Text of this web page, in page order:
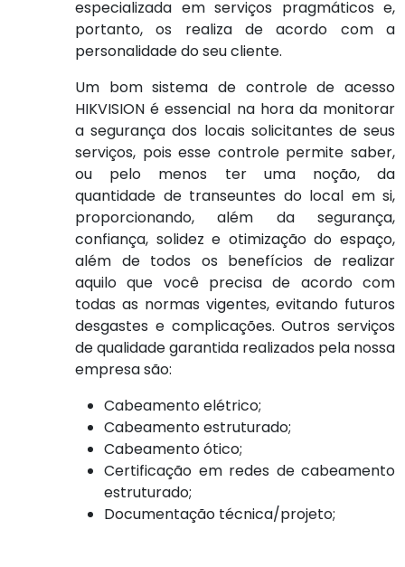
especializada em serviços pragmáticos e,
portanto, os realiza de acordo com a
personalidade do seu cliente.
Um bom sistema de controle de acesso
HIKVISION é essencial na hora da monitorar
a segurança dos locais solicitantes de seus
serviços, pois esse controle permite saber,
ou pelo menos ter uma noção, da
quantidade de transeuntes do local em si,
proporcionando, além da segurança,
confiança, solidez e otimização do espaço,
além de todos os benefícios de realizar
aquilo que você precisa de acordo com
todas as normas vigentes, evitando futuros
desgastes e complicações. Outros serviços
de qualidade garantida realizados pela nossa
empresa são:
Cabeamento elétrico;
Cabeamento estruturado;
Cabeamento ótico;
Certificação em redes de cabeamento
estruturado;
Documentação técnica/projeto;